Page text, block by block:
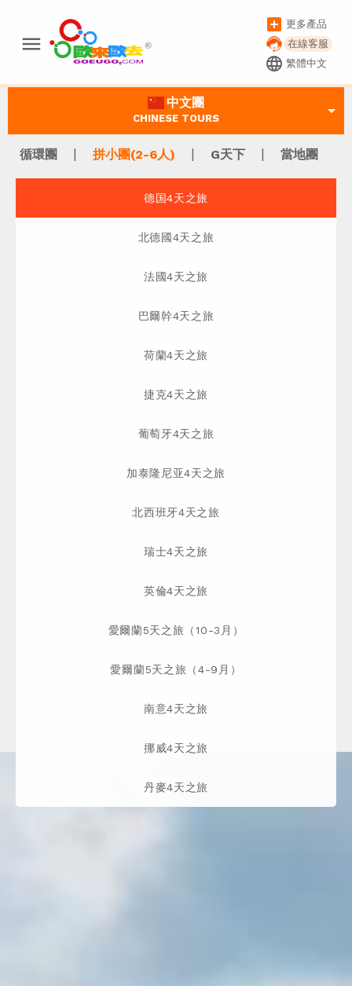
menu
add_box 更多產品
在線客服
language 繁體中文
中文團
CHINESE TOURS arrow_drop_down
循環團 | 拼小團(2-6人) | G天下 | 當地團
德国4天之旅
北德國4天之旅
法國4天之旅
巴爾幹4天之旅
荷蘭4天之旅
捷克4天之旅
葡萄牙4天之旅
加泰隆尼亚4天之旅
北西班牙4天之旅
瑞士4天之旅
英倫4天之旅
愛爾蘭5天之旅（10-3月）
愛爾蘭5天之旅（4-9月）
南意4天之旅
挪威4天之旅
丹麥4天之旅